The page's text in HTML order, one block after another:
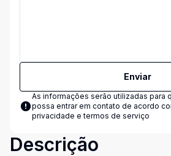
Enviar
As informações serão utilizadas para
possa entrar em contato de acordo
privacidade e termos de serviço
Descrição